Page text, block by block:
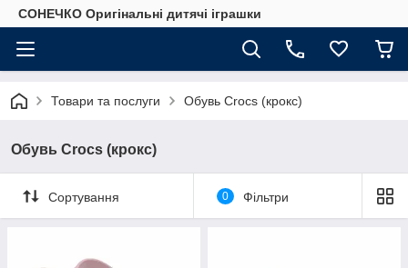
СОНЕЧКО Оригінальні дитячі іграшки
Товари та послуги Обувь Crocs (крокс)
Обувь Crocs (крокс)
Сортування 0 Фільтри